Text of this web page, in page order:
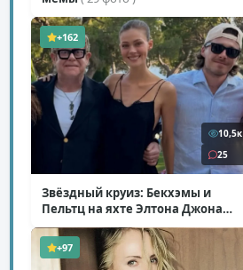
+162
10,5к
25
Звёздный круиз: Бекхэмы и
Пельтц на яхте Элтона Джона
( 12 фото )
+97